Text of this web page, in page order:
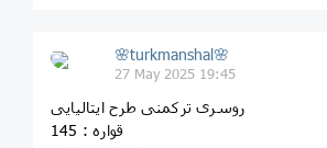
🌸turkmanshal🌸
27 May 2025 19:45
روسری ترکمنی طرح ایتالیایی
قواره : 145